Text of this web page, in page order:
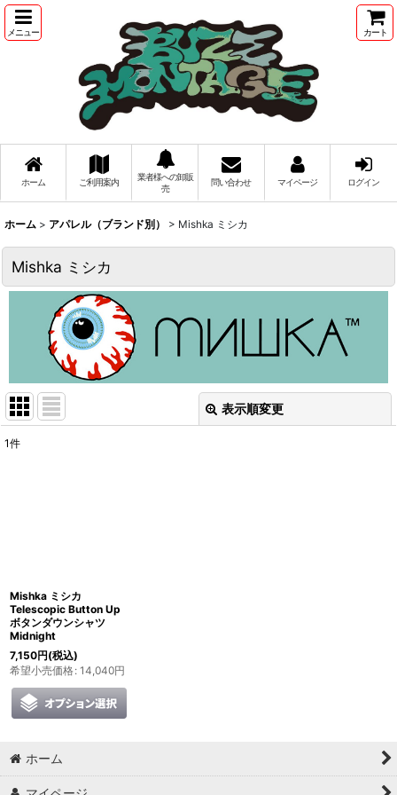
メニュー カート
ホーム ご利用案内
業者様への卸販
売
問い合わせ マイページ ログイン
ホーム > アパレル（ブランド別） > Mishka ミシカ
Mishka ミシカ
表示順変更
1件
Mishka ミシカ
Telescopic Button Up
ボタンダウンシャツ
Midnight
7,150円(税込)
希望小売価格: 14,040円
ホーム